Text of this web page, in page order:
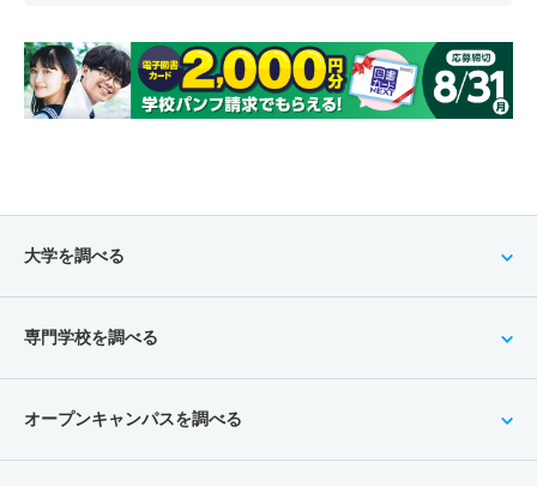
大学を調べる
専門学校を調べる
オープンキャンパスを調べる